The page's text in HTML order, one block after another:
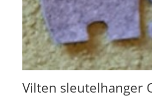
Vilten sleutelhanger